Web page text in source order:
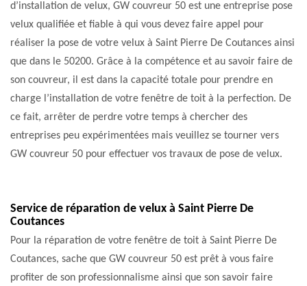
d’installation de velux, GW couvreur 50 est une entreprise pose
velux qualifiée et fiable à qui vous devez faire appel pour
réaliser la pose de votre velux à Saint Pierre De Coutances ainsi
que dans le 50200. Grâce à la compétence et au savoir faire de
son couvreur, il est dans la capacité totale pour prendre en
charge l’installation de votre fenêtre de toit à la perfection. De
ce fait, arrêter de perdre votre temps à chercher des
entreprises peu expérimentées mais veuillez se tourner vers
GW couvreur 50 pour effectuer vos travaux de pose de velux.
Service de réparation de velux à Saint Pierre De
Coutances
Pour la réparation de votre fenêtre de toit à Saint Pierre De
Coutances, sache que GW couvreur 50 est prêt à vous faire
profiter de son professionnalisme ainsi que son savoir faire